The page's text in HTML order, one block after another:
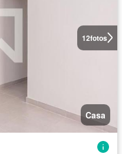
12fotos
Casa